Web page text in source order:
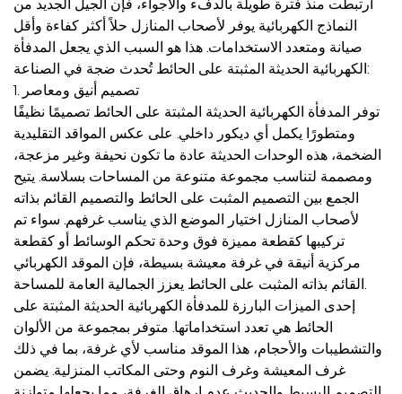
النماذج الكهربائية يوفر لأصحاب المنازل حلاً أكثر كفاءة وأقل
صيانة ومتعدد الاستخدامات. هذا هو السبب الذي يجعل المدفأة
الكهربائية الحديثة المثبتة على الحائط تُحدث ضجة في الصناعة:
1. تصميم أنيق ومعاصر
توفر المدفأة الكهربائية الحديثة المثبتة على الحائط تصميمًا نظيفًا
ومتطورًا يكمل أي ديكور داخلي. على عكس المواقد التقليدية
الضخمة، هذه الوحدات الحديثة عادة ما تكون نحيفة وغير مزعجة،
ومصممة لتناسب مجموعة متنوعة من المساحات بسلاسة. يتيح
الجمع بين التصميم المثبت على الحائط والتصميم القائم بذاته
لأصحاب المنازل اختيار الموضع الذي يناسب غرفهم. سواء تم
تركيبها كقطعة مميزة فوق وحدة تحكم الوسائط أو كقطعة
مركزية أنيقة في غرفة معيشة بسيطة، فإن الموقد الكهربائي
القائم بذاته المثبت على الحائط يعزز الجمالية العامة للمساحة.
إحدى الميزات البارزة للمدفأة الكهربائية الحديثة المثبتة على
الحائط هي تعدد استخداماتها. متوفر بمجموعة من الألوان
والتشطيبات والأحجام، هذا الموقد مناسب لأي غرفة، بما في ذلك
غرف المعيشة وغرف النوم وحتى المكاتب المنزلية. يضمن